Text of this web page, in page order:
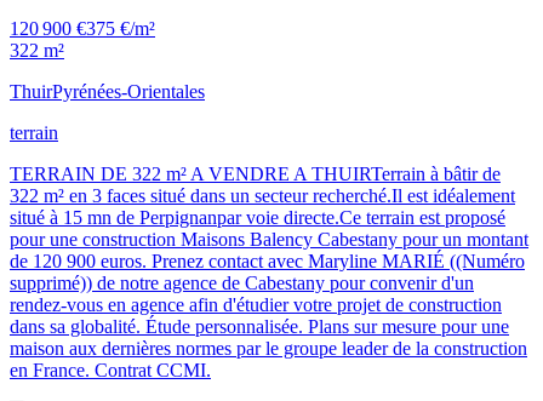
120 900 €375 €/m²
322 m²
ThuirPyrénées-Orientales
terrain
TERRAIN DE 322 m² A VENDRE A THUIRTerrain à bâtir de
322 m² en 3 faces situé dans un secteur recherché.Il est idéalement
situé à 15 mn de Perpignanpar voie directe.Ce terrain est proposé
pour une construction Maisons Balency Cabestany pour un montant
de 120 900 euros. Prenez contact avec Maryline MARIÉ ((Numéro
supprimé)) de notre agence de Cabestany pour convenir d'un
rendez-vous en agence afin d'étudier votre projet de construction
dans sa globalité. Étude personnalisée. Plans sur mesure pour une
maison aux dernières normes par le groupe leader de la construction
en France. Contrat CCMI.